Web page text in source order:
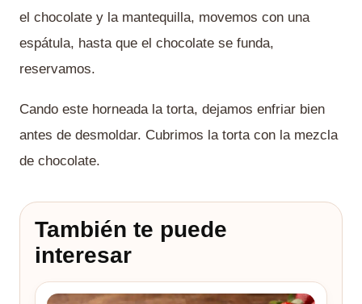
el chocolate y la mantequilla, movemos con una
espátula, hasta que el chocolate se funda,
reservamos.
Cando este horneada la torta, dejamos enfriar bien
antes de desmoldar. Cubrimos la torta con la mezcla
de chocolate.
También te puede
interesar